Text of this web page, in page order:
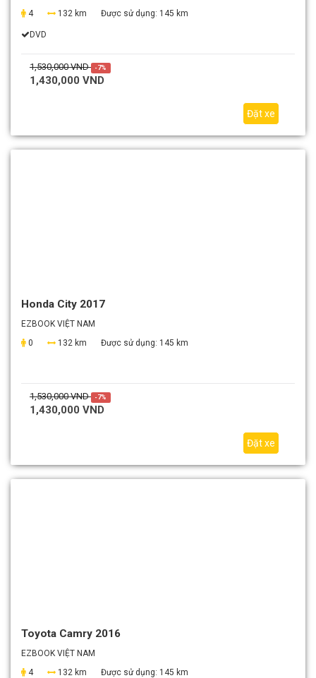
4
132 km Được sử dụng: 145 km
DVD
1,530,000 VND -7%
1,430,000 VND
Đặt xe
Honda City 2017
EZBOOK VIỆT NAM
0
132 km Được sử dụng: 145 km
1,530,000 VND -7%
1,430,000 VND
Đặt xe
Toyota Camry 2016
EZBOOK VIỆT NAM
4
132 km Được sử dụng: 145 km